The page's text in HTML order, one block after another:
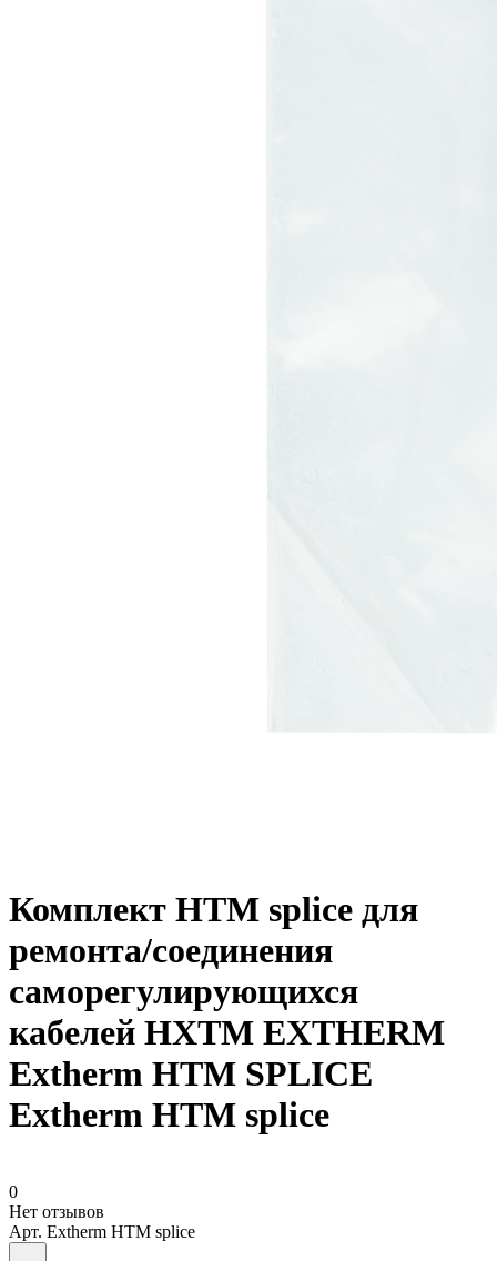
Комплект НТМ splice для
ремонта/соединения
саморегулирующихся
кабелей НXТМ EXTHERM
Extherm НТМ SPLICE
Extherm HTM splice
0
Нет отзывов
Арт. Extherm HTM splice